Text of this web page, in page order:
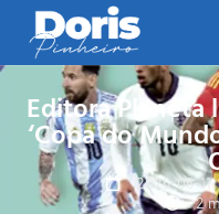
Editora Planeta
‘Copa do
2026-06-11
2